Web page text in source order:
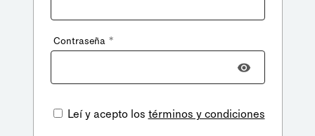
Contraseña *
Leí y acepto los términos y condiciones